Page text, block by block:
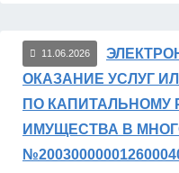
11.06.2026
ОКАЗАНИЕ УСЛУГ
ПО КАПИТАЛЬНОМУ
ИМУЩЕСТВА В